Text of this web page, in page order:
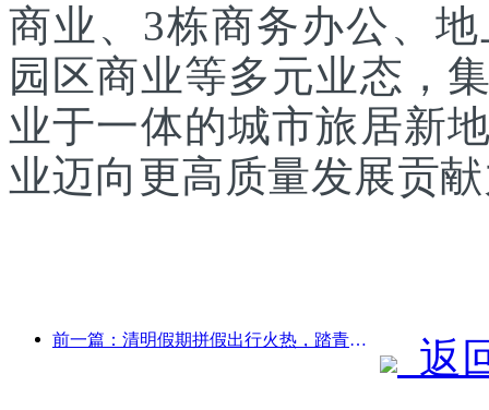
商业、3栋商务办公、
园区商业等多元业态，
业于一体的城市旅居新
业迈向更高质量发展贡
前一篇：清明假期拼假出行火热，踏青赏花带动多城客流增长
返